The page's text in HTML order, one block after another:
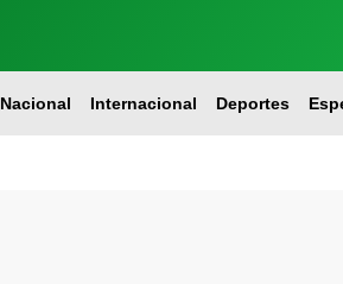
Nacional Internacional Deportes